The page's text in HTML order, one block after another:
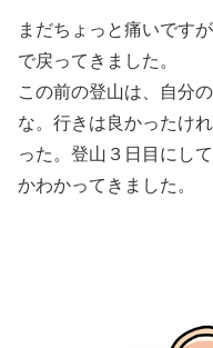
まだちょっと痛いです
で戻ってきました。
この前の登山は、自分
な。行きは良かったけ
った。登山３日目にし
かわかってきました。